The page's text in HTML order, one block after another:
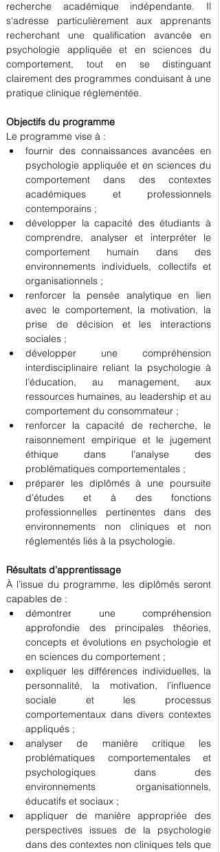
recherche académique indépendante. Il
s’adresse particulièrement aux apprenants
recherchant une qualification avancée en
psychologie appliquée et en sciences du
comportement, tout en se distinguant
clairement des programmes conduisant à une
pratique clinique réglementée.
Objectifs du programme
Le programme vise à :
fournir des connaissances avancées en
psychologie appliquée et en sciences du
comportement dans des contextes
académiques et professionnels
contemporains ;
développer la capacité des étudiants à
comprendre, analyser et interpréter le
comportement humain dans des
environnements individuels, collectifs et
organisationnels ;
renforcer la pensée analytique en lien
avec le comportement, la motivation, la
prise de décision et les interactions
sociales ;
développer une compréhension
interdisciplinaire reliant la psychologie à
l’éducation, au management, aux
ressources humaines, au leadership et au
comportement du consommateur ;
renforcer la capacité de recherche, le
raisonnement empirique et le jugement
éthique dans l’analyse des
problématiques comportementales ;
préparer les diplômés à une poursuite
d’études et à des fonctions
professionnelles pertinentes dans des
environnements non cliniques et non
réglementés liés à la psychologie.
Résultats d’apprentissage
À l’issue du programme, les diplômés seront
capables de :
démontrer une compréhension
approfondie des principales théories,
concepts et évolutions en psychologie et
en sciences du comportement ;
expliquer les différences individuelles, la
personnalité, la motivation, l’influence
sociale et les processus
comportementaux dans divers contextes
appliqués ;
analyser de manière critique les
problématiques comportementales et
psychologiques dans des
environnements organisationnels,
éducatifs et sociaux ;
appliquer de manière appropriée des
perspectives issues de la psychologie
dans des contextes non cliniques tels que